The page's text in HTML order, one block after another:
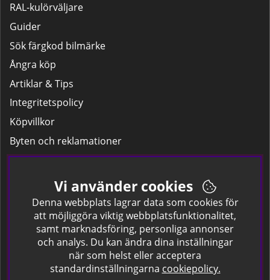
RAL-kulörväljare
Guider
Sök färgkod bilmärke
Ångra köp
Artiklar & Tips
Integritetspolicy
Köpvillkor
Byten och reklamationer
Leverans
Hitta färgkoden på bilen.
Företagskund
Om oss
Om Spraycan
Vi använder cookies
Denna webbplats lagrar data som cookies för
att möjliggöra viktig webbplatsfunktionalitet,
samt marknadsföring, personliga annonser
och analys. Du kan ändra dina inställningar
när som helst eller acceptera
standardinställningarna cookiepolicy.